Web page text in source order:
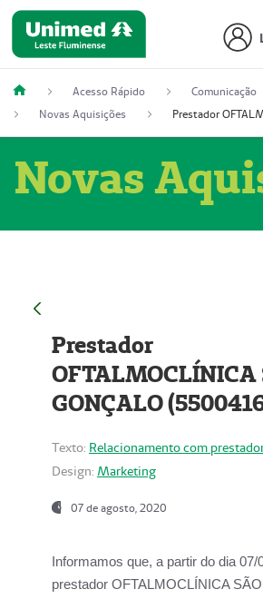
Acesso Rápido
Comunicação
Novas Aquisições
Novas
Prestador
OFTALMOCLÍNICA
GONÇALO
Texto: Relacionamento com
Design: Marketing
07 de agosto, 2020
Informamos que, a partir do dia07/
prestador OFTALMOCLÍNICA